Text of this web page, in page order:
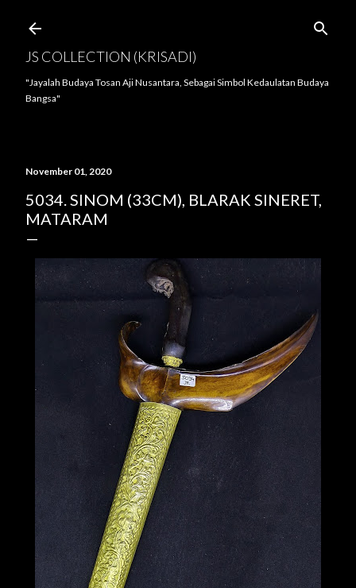
JS COLLECTION (KRISADI)
"Jayalah Budaya Tosan Aji Nusantara, Sebagai Simbol Kedaulatan Budaya
Bangsa"
November 01, 2020
5034. SINOM (33CM), BLARAK SINERET,
MATARAM